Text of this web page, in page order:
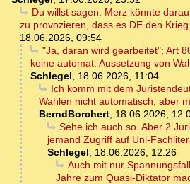
Du willst sagen: Merz könnte
zu provozieren, dass es DE den
18.06.2026, 09:54
"Ja, daran wird gearbeitet"; Art
keine automat. Aussetzung von
Schlegel, 18.06.2026, 11:04
Ich komm mit dem
Wahlen nicht automatisch, aber
BerndBorchert, 18.06.2026,
Sehe ich auch so. Aber 2
jemand Zugriff auf Uni-
Schlegel, 18.06.2026, 12:26
Auch mit nur
Jahre zum Quasi-Diktator